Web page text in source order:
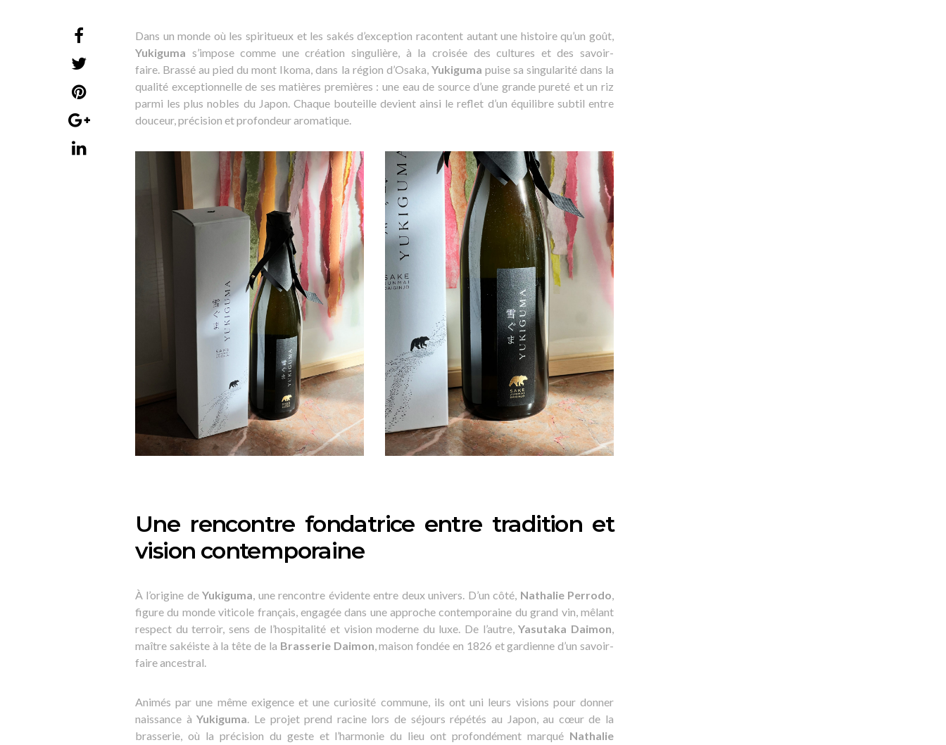
Dans un monde où les spiritueux et les sakés d’exception racontent autant une histoire qu’un goût,
Yukiguma s’impose comme une création singulière, à la croisée des cultures et des savoir-
faire. Brassé au pied du mont Ikoma, dans la région d’Osaka, Yukiguma puise sa singularité dans la
qualité exceptionnelle de ses matières premières : une eau de source d’une grande pureté et un riz
parmi les plus nobles du Japon. Chaque bouteille devient ainsi le reflet d’un équilibre subtil entre
douceur, précision et profondeur aromatique.
Une rencontre fondatrice entre tradition et
vision contemporaine
À l’origine deYukiguma, une rencontre évidente entre deux univers. D’un côté, Nathalie Perrodo,
figure du monde viticole français, engagée dans une approche contemporaine du grand vin, mêlant
respect du terroir, sens de l’hospitalité et vision moderne du luxe. De l’autre,Yasutaka Daimon,
maître sakéiste à la tête de la Brasserie Daimon, maison fondée en 1826 et gardienne d’un savoir-
faire ancestral.
Animés par une même exigence et une curiosité commune, ils ont uni leurs visions pour donner
naissance àYukiguma. Le projet prend racine lors de séjours répétés au Japon, au cœur de la
brasserie, où la précision du geste et l’harmonie du lieu ont profondément marqué Nathalie